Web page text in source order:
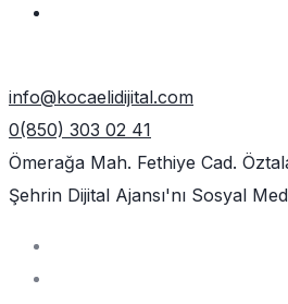
info@kocaelidijital.com
0(850) 303 02 41
Ömerağa Mah. Fethiye Cad.
Şehrin Dijital Ajansı'nı Sosyal